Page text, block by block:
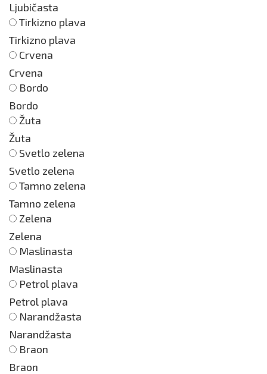
Ljubičasta
Tirkizno plava
Tirkizno plava
Crvena
Crvena
Bordo
Bordo
Žuta
Žuta
Svetlo zelena
Svetlo zelena
Tamno zelena
Tamno zelena
Zelena
Zelena
Maslinasta
Maslinasta
Petrol plava
Petrol plava
Narandžasta
Narandžasta
Braon
Braon